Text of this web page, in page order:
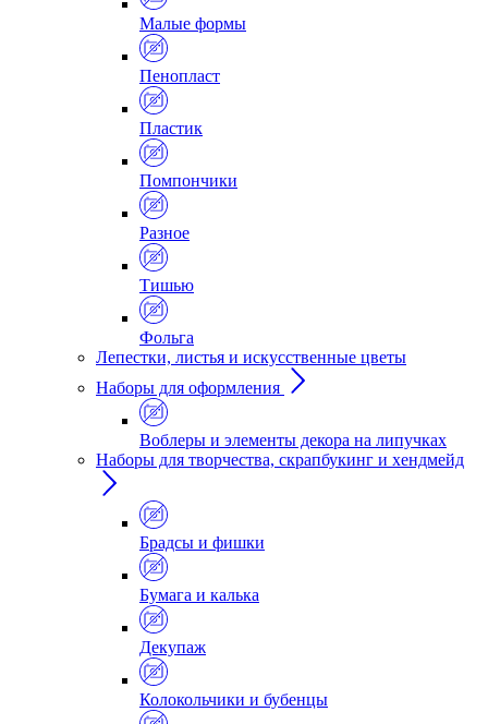
Малые формы
Пенопласт
Пластик
Помпончики
Разное
Тишью
Фольга
Лепестки, листья и искусственные цветы
Наборы для оформления
Воблеры и элементы декора на липучках
Наборы для творчества, скрапбукинг и хендмейд
Брадсы и фишки
Бумага и калька
Декупаж
Колокольчики и бубенцы